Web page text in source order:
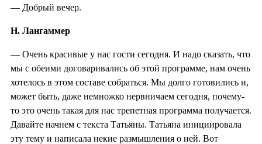
— Добрый вечер.
Н. Лангаммер
— Очень красивые у нас гости сегодня. И надо сказать, что
мы с обеими договаривались об этой программе, нам очень
хотелось в этом составе собраться. Мы долго готовились и,
может быть, даже немножко нервничаем сегодня, почему-
то это очень такая для нас трепетная программа получается.
Давайте начнем с текста Татьяны. Татьяна инициировала
эту тему и написала некие размышления о ней. Вот